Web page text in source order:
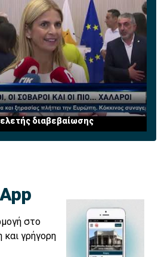
διαβεβαίωσης
στο
και γρήγορη